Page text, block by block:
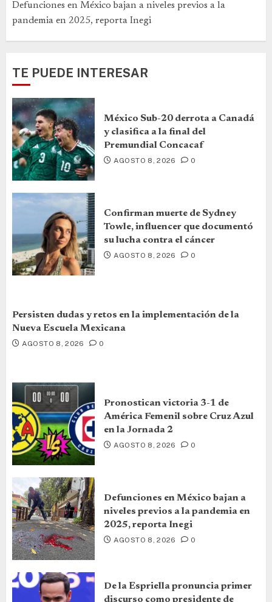
Defunciones en México bajan a niveles previos a la
pandemia en 2025, reporta Inegi
TE PUEDE INTERESAR
México Sub-20 derrota a Canadá
y clasifica a la final del
Premundial Concacaf
AGOSTO 8, 2026 0
Confirman muerte de Sydney
Towle, influencer que documentó
su lucha contra el cáncer
AGOSTO 8, 2026 0
Persisten dudas y retos en la implementación de la
Nueva Escuela Mexicana
AGOSTO 8, 2026 0
Pronostican victoria 3-1 de
América Femenil sobre Cruz Azul
en la Jornada 2
AGOSTO 8, 2026 0
Defunciones en México bajan a
niveles previos a la pandemia en
2025, reporta Inegi
AGOSTO 8, 2026 0
De la Espriella pronuncia primer
discurso como presidente de